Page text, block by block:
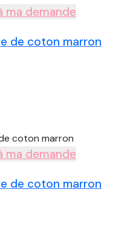
ma demande
de coton marron
ma demande
de coton marron